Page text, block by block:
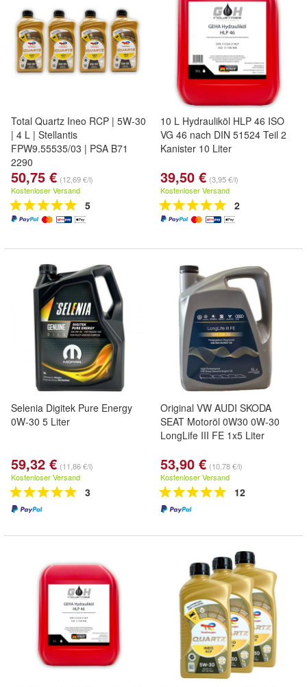
Total Quartz Ineo RCP | 5W-30
| 4 L | Stellantis
FPW9.55535/03 | PSA B71
2290
50,75 € (12,69 €/l)
Kostenloser Versand
5
10 L Hydrauliköl HLP 46 ISO
VG 46 nach DIN 51524 Teil 2
Kanister 10 Liter
39,50 € (3,95 €/l)
Kostenloser Versand
2
Selenia Digitek Pure Energy
0W-30 5 Liter
59,32 € (11,86 €/l)
Kostenloser Versand
3
Original VW AUDI SKODA
SEAT Motoröl 0W30 0W-30
LongLife III FE 1x5 Liter
53,90 € (10,78 €/l)
Kostenloser Versand
12